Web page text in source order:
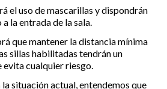
ocio
La Siesta
San Miguel
Calahonda
Miguel
Calahonda
de Calahonda
el uso de mascarillas y dispondrán
la entrada de la sala.
que mantener la distancia mínima
sillas habilitadas tendrán un
cualquier riesgo.
situación actual, entendemos que